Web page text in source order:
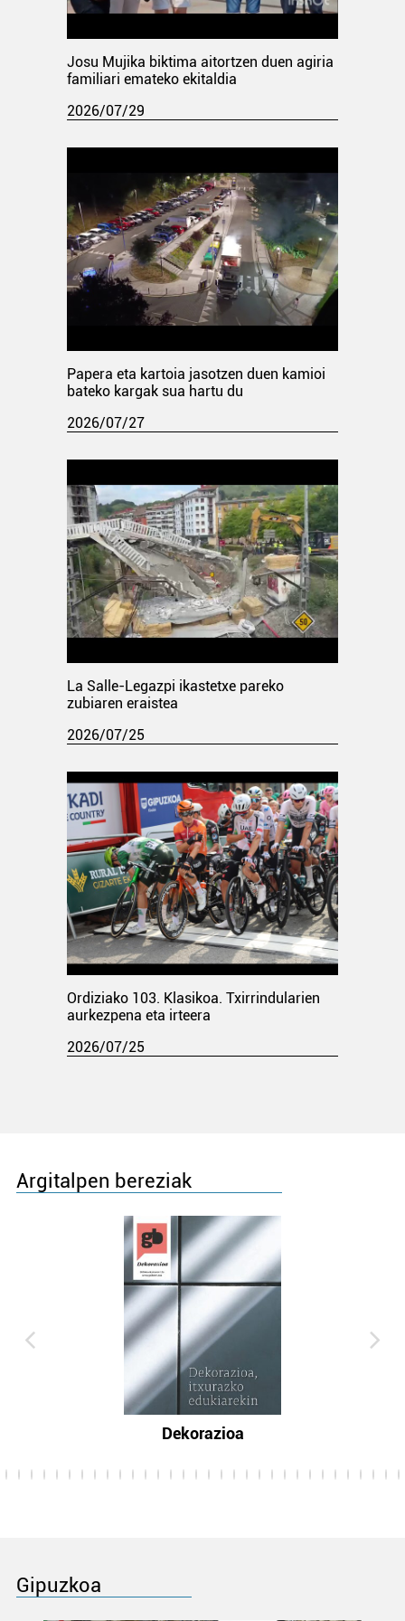
Josu Mujika biktima aitortzen duen agiria
familiari emateko ekitaldia
2026/07/29
Papera eta kartoia jasotzen duen kamioi
bateko kargak sua hartu du
2026/07/27
La Salle-Legazpi ikastetxe pareko
zubiaren eraistea
2026/07/25
Ordiziako 103. Klasikoa. Txirrindularien
aurkezpena eta irteera
2026/07/25
Argitalpen bereziak
Dekorazioa
Gipuzkoa